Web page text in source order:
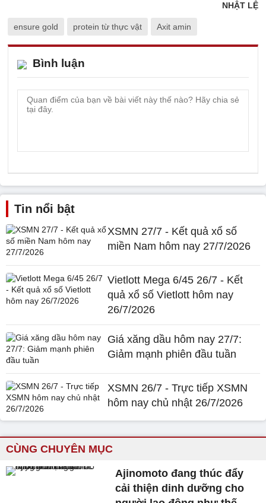
NHẬT LỆ
ensure gold protein từ thực vật Axit amin
Bình luận
Tin nổi bật
XSMN 27/7 - Kết quả xổ số
miền Nam hôm nay 27/7/2026
Vietlott Mega 6/45 26/7 - Kết
quả xổ số Vietlott hôm nay
26/7/2026
Giá xăng dầu hôm nay 27/7:
Giảm mạnh phiên đầu tuần
XSMN 26/7 - Trực tiếp XSMN
hôm nay chủ nhật 26/7/2026
CÙNG CHUYÊN MỤC
Ajinomoto đang thúc đẩy
cải thiện dinh dưỡng cho